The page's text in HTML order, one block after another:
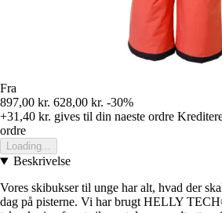
Fra
897,00 kr. 628,00 kr. -30%
+31,40 kr. gives til din naeste ordre
ordre
Loading...
Beskrivelse
Vores skibukser til unge har alt, hvad der
dag på pisterne. Vi har brugt HELLY